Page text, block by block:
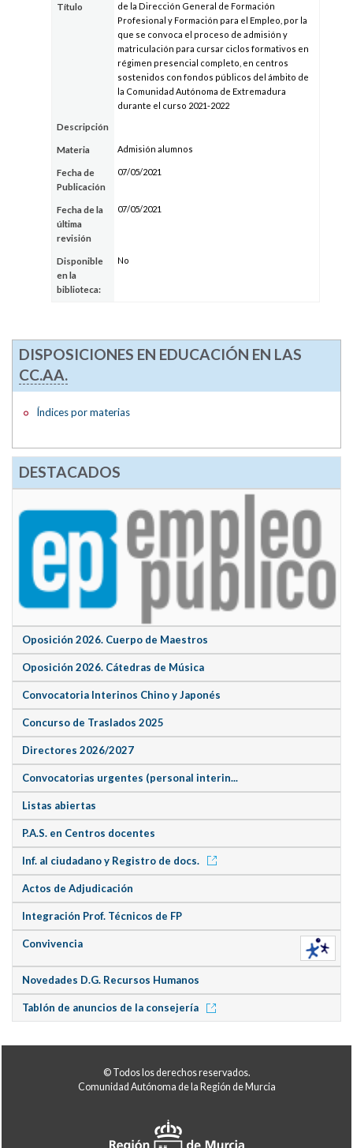
Título
de la Dirección General de Formación
Profesional y Formación para el Empleo, por la
que se convoca el proceso de admisión y
matriculación para cursar ciclos formativos en
régimen presencial completo, en centros
sostenidos con fondos públicos del ámbito de
la Comunidad Autónoma de Extremadura
durante el curso 2021-2022
Descripción
Materia Admisión alumnos
Fecha de
Publicación
07/05/2021
Fecha de la
última
revisión
07/05/2021
Disponible
en la
biblioteca:
No
DISPOSICIONES EN EDUCACIÓN EN LAS
CC.AA.
Índices por materias
DESTACADOS
Oposición 2026. Cuerpo de Maestros
Oposición 2026. Cátedras de Música
Convocatoria Interinos Chino y Japonés
Concurso de Traslados 2025
Directores 2026/2027
Convocatorias urgentes (personal interin...
Listas abiertas
P.A.S. en Centros docentes
Inf. al ciudadano y Registro de docs.
Actos de Adjudicación
Integración Prof. Técnicos de FP
Convivencia
Novedades D.G. Recursos Humanos
Tablón de anuncios de la consejería
© Todos los derechos reservados.
Comunidad Autónoma de la Región de Murcia